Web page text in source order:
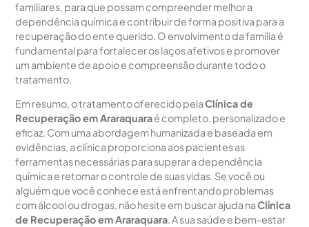
familiares, para que possam compreender melhor a
dependência química e contribuir de forma positiva para a
recuperação do ente querido. O envolvimento da família é
fundamental para fortalecer os laços afetivos e promover
um ambiente de apoio e compreensão durante todo o
tratamento.
Em resumo, o tratamento oferecido pelaClínica de
Recuperação em Araraquaraé completo, personalizado e
eficaz. Com uma abordagem humanizada e baseada em
evidências, a clínica proporciona aos pacientes as
ferramentas necessárias para superar a dependência
química e retomar o controle de suas vidas. Se você ou
alguém que você conhece está enfrentando problemas
com álcool ou drogas, não hesite em buscar ajuda naClínica
de Recuperação em Araraquara. A sua saúde e bem-estar